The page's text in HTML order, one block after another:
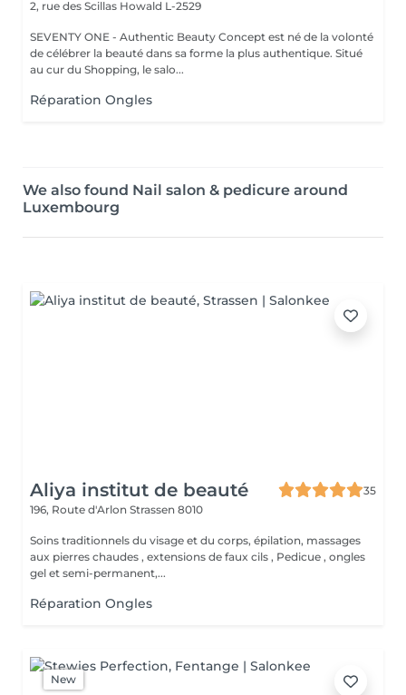
2, rue des Scillas Howald L-2529
SEVENTY ONE - Authentic Beauty Concept est né de la volonté
de célébrer la beauté dans sa forme la plus authentique. Situé
au cur du Shopping, le salo...
Réparation Ongles
We also found Nail salon & pedicure around
Luxembourg
Aliya institut de beauté
35
196, Route d'Arlon Strassen 8010
Soins traditionnels du visage et du corps, épilation, massages
aux pierres chaudes , extensions de faux cils , Pedicue , ongles
gel et semi-permanent,...
Réparation Ongles
New